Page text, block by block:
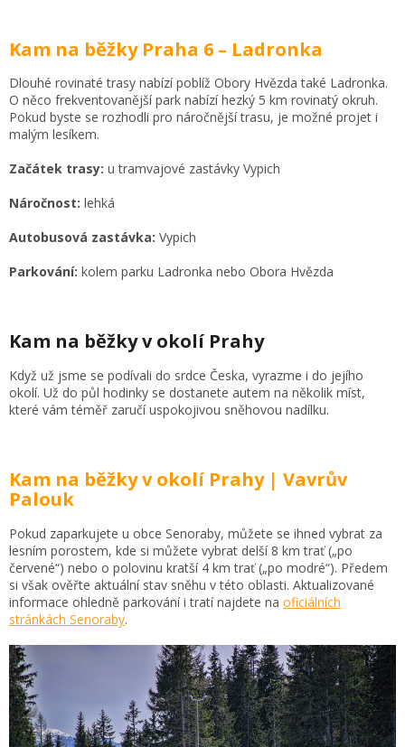
Kam na běžky Praha 6 – Ladronka
Dlouhé rovinaté trasy nabízí poblíž Obory Hvězda také Ladronka.
O něco frekventovanější park nabízí hezký 5 km rovinatý okruh.
Pokud byste se rozhodli pro náročnější trasu, je možné projet i
malým lesíkem.
Začátek trasy: u tramvajové zastávky Vypich
Náročnost: lehká
Autobusová zastávka: Vypich
Parkování: kolem parku Ladronka nebo Obora Hvězda
Kam na běžky v okolí Prahy
Když už jsme se podívali do srdce Česka, vyrazme i do jejího
okolí. Už do půl hodinky se dostanete autem na několik míst,
které vám téměř zaručí uspokojivou sněhovou nadílku.
Kam na běžky v okolí Prahy | Vavrův
Palouk
Pokud zaparkujete u obce Senoraby, můžete se ihned vybrat za
lesním porostem, kde si můžete vybrat delší 8 km trať („po
červené“) nebo o polovinu kratší 4 km trať („po modré“). Předem
si však ověřte aktuální stav sněhu v této oblasti. Aktualizované
informace ohledně parkování i tratí najdete na oficiálních
stránkách Senoraby.